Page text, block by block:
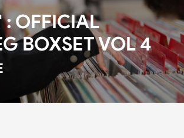
: OFFICIAL
BOXSET VOL 4